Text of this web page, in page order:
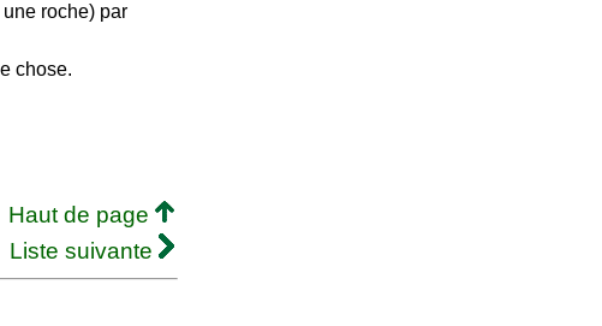
roche) par
chose.
Haut de page
Liste suivante